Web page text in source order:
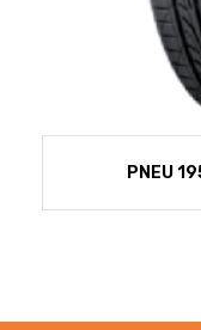
PNEU